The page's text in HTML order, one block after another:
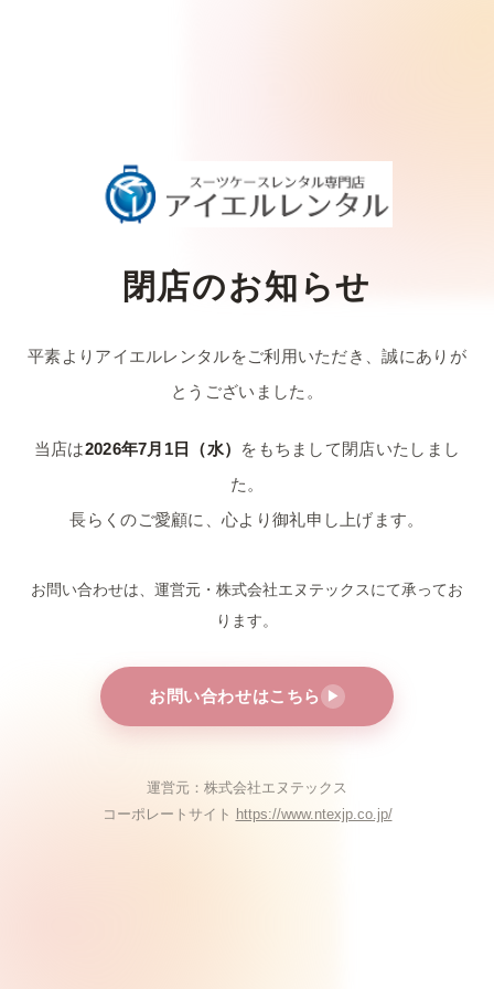
閉店のお知らせ
平素よりアイエルレンタルをご利用いただき、誠にありが
とうございました。
当店は2026年7月1日（水） をもちまして閉店いたしまし
た。
長らくのご愛顧に、心より御礼申し上げます。
お問い合わせは、運営元・株式会社エヌテックスにて承ってお
ります。
お問い合わせはこちら ▶
運営元：株式会社エヌテックス
コーポレートサイト https://www.ntexjp.co.jp/